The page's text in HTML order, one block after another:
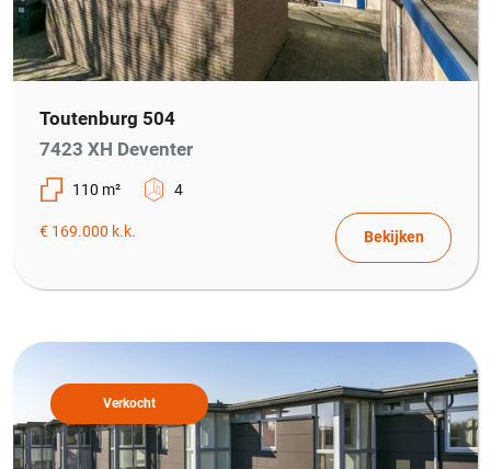
Toutenburg 504
7423 XH Deventer
110 m² 4
€ 169.000 k.k. Bekijken
Verkocht